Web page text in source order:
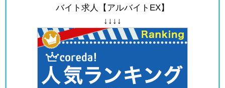
バイト求人【アルバイトEX】
↓↓↓↓